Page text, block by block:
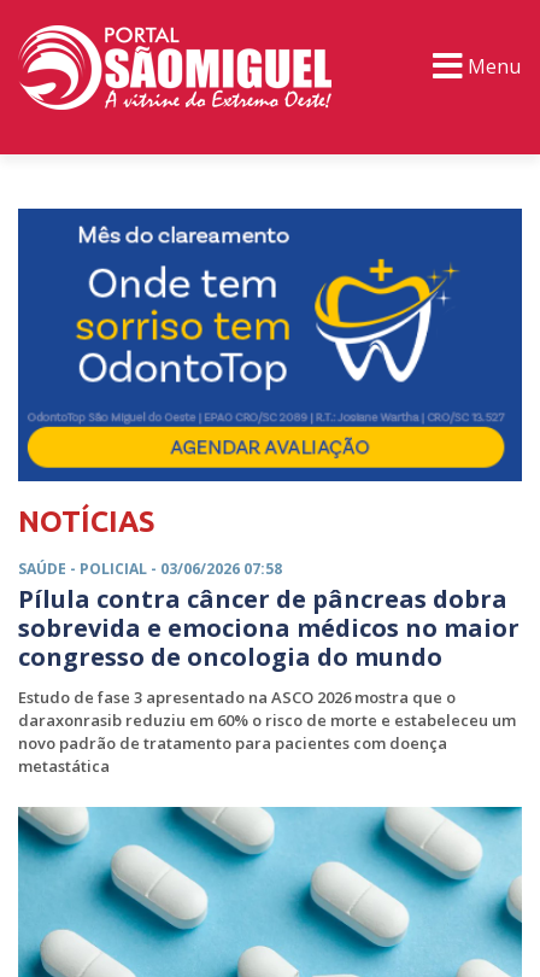
Menu
NOTÍCIAS
SAÚDE - POLICIAL - 03/06/2026 07:58
Pílula contra câncer de pâncreas dobra
sobrevida e emociona médicos no maior
congresso de oncologia do mundo
Estudo de fase 3 apresentado na ASCO 2026 mostra que o
daraxonrasib reduziu em 60% o risco de morte e estabeleceu um
novo padrão de tratamento para pacientes com doença
metastática